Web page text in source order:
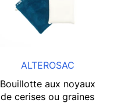
ALTEROSAC
Bouillotte aux noyaux
de cerises ou graines